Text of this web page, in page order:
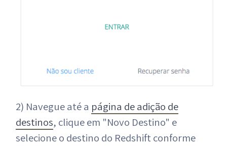
2) Navegue até a página de adição de
destinos, clique em "Novo Destino" e
selecione o destino do Redshift conforme